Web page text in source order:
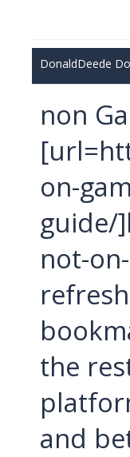
DonaldDeede
non
on-
guide/
not-
the
and